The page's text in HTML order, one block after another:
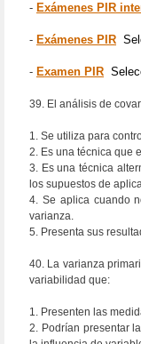
- Exámenes PIR
- Exámenes PIR
- Examen PIR
39. El análisis de
1. Se utiliza para
2. Es una técnica que
3. Es una técnica
los supuestos de
4. Se aplica cuando
varianza.
5. Presenta sus
40. La varianza
variabilidad que:
1. Presenten las
2. Podrían presentar